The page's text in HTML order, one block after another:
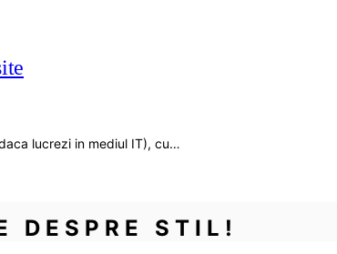
lucrezi in mediul IT), cu…